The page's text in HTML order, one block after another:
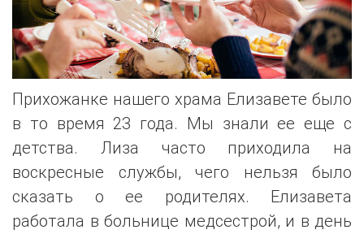
Прихожанке нашего храма Елизавете было
в то время 23 года. Мы знали ее еще с
детства. Лиза часто приходила на
воскресные службы, чего нельзя было
сказать о ее родителях. Елизавета
работала в больнице медсестрой, и в день